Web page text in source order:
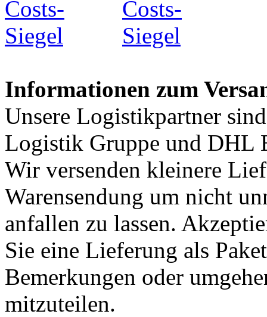
Informationen zum
Unsere Logistikpartner
Logistik Gruppe und DHL
Wir versenden kleinere
Warensendung um nicht
anfallen zu lassen.
Sie eine Lieferung als
Bemerkungen oder
mitzuteilen.